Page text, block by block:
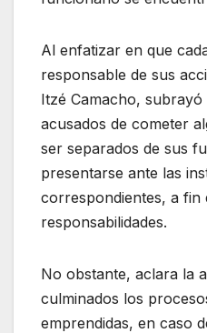
Al enfatizar en que
responsable de sus
Itzé Camacho,
acusados de cometer
ser separados de sus
presentarse ante las
correspondientes, a fin
responsabilidades.
No obstante, aclara la
culminados los
emprendidas, en caso